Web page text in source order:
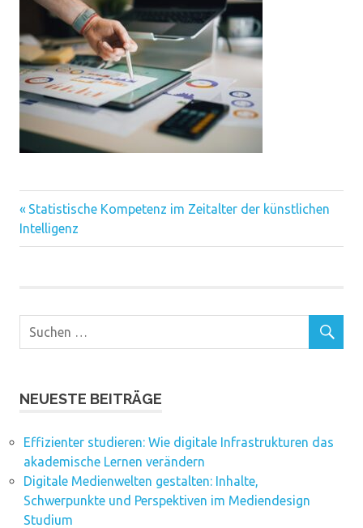
Beitragsnavigation
Vorheriger
Beitrag:
Statistische Kompetenz im Zeitalter der künstlichen
Intelligenz
NEUESTE BEITRÄGE
Effizienter studieren: Wie digitale Infrastrukturen das
akademische Lernen verändern
Digitale Medienwelten gestalten: Inhalte,
Schwerpunkte und Perspektiven im Mediendesign
Studium